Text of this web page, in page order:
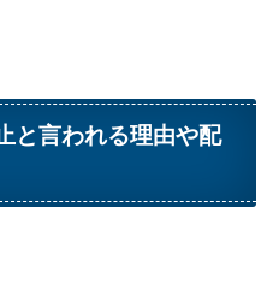
と言われる理由や配